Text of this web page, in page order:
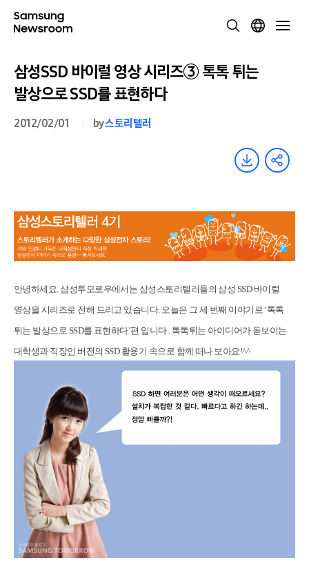
삼성SSD 바이럴 영상 시리즈③ 톡톡 튀는
발상으로 SSD를 표현하다
2012/02/01 by스토리텔러
안녕하세요. 삼성투모로우에서는 삼성스토리텔러들의 삼성 SSD 바이럴
영상을 시리즈로 전해 드리고 있습니다. 오늘은 그 세 번째 이야기로 ‘톡톡
튀는 발상으로 SSD를 표현하다’편 입니다 . 톡톡튀는 아이디어가 돋보이는
대학생과 직장인 버전의 SSD 활용기 속으로 함께 떠나 보아요!^^